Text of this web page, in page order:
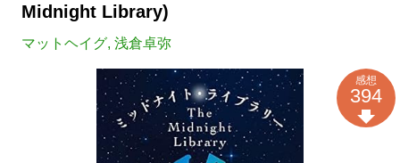
Midnight Library)
マットヘイグ, 浅倉卓弥
感想
394